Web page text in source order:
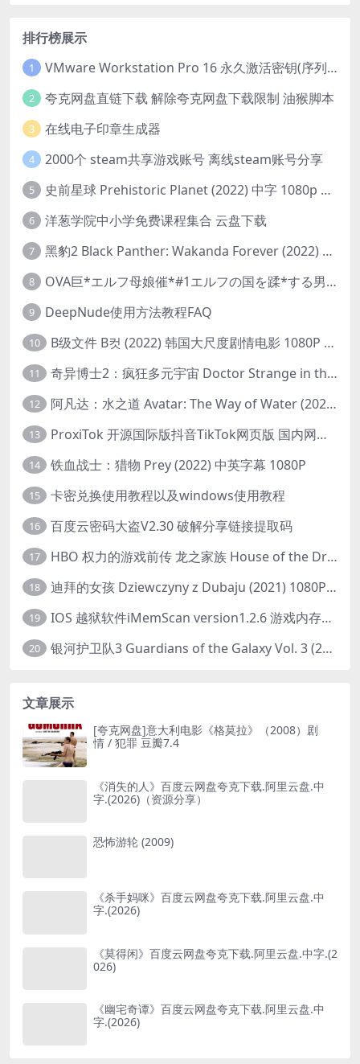
排行榜展示
1 VMware Workstation Pro 16 永久激活密钥(序列号)
2 夸克网盘直链下载 解除夸克网盘下载限制 油猴脚本
3 在线电子印章生成器
4 2000个 steam共享游戏账号 离线steam账号分享
5 史前星球 Prehistoric Planet (2022) 中字 1080p 高清 阿里云盘 2022.5.27已更新全集
6 洋葱学院中小学免费课程集合 云盘下载
7 黑豹2 Black Panther: Wakanda Forever (2022) 高清版
8 OVA巨*エルフ母娘催*#1エルフの国を蹂*する男。汚された女王と姫
9 DeepNude使用方法教程FAQ
10 B级文件 B컷 (2022) 韩国大尺度剧情电影 1080P 中字
11 奇异博士2：疯狂多元宇宙 Doctor Strange in the Multiverse of Madness (2022) 高清版1080p
12 阿凡达：水之道 Avatar: The Way of Water (2022) 1080p 2k 4k 中文字幕
13 ProxiTok 开源国际版抖音TikTok网页版 国内网络直连
14 铁血战士：猎物 Prey (2022) 中英字幕 1080P
15 卡密兑换使用教程以及windows使用教程
16 百度云密码大盗V2.30 破解分享链接提取码
17 HBO 权力的游戏前传 龙之家族 House of the Dragon (2022) 中字 1080P 更新4集
18 迪拜的女孩 Dziewczyny z Dubaju (2021) 1080P 中字
19 IOS 越狱软件iMemScan version1.2.6 游戏内存修改器
20 银河护卫队3 Guardians of the Galaxy Vol. 3 (2023)4K高清资源1080p只分享精品
文章展示
[夸克网盘]意大利电影《格莫拉》（2008）剧
情 / 犯罪 豆瓣7.4
《消失的人》百度云网盘夸克下载.阿里云盘.中
字.(2026)（资源分享）
恐怖游轮 (2009)
《杀手妈咪》百度云网盘夸克下载.阿里云盘.中
字.(2026)
《莫得闲》百度云网盘夸克下载.阿里云盘.中字.(2
026)
《幽宅奇谭》百度云网盘夸克下载.阿里云盘.中
字.(2026)